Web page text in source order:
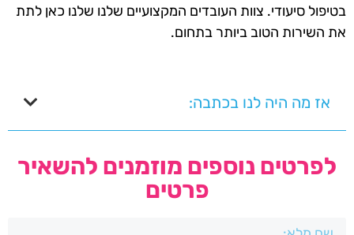
בטיפול סיעודי. צוות העובדים המקצועיים שלנו שלנו כאן לתת
את השירות הטוב ביותר בתחום.
אז מה היה לנו בכתבה:
לפרטים נוספים מוזמנים להשאיר
פרטים